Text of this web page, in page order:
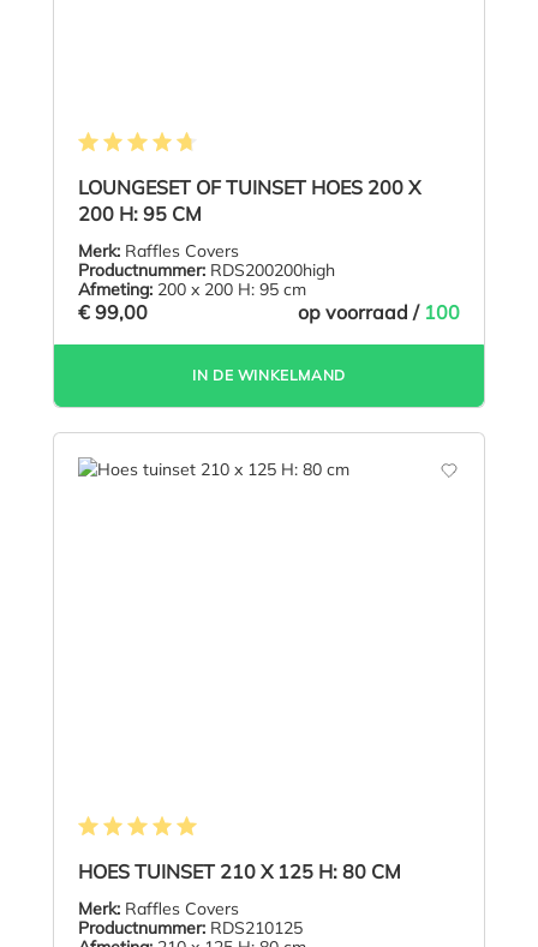
LOUNGESET OF TUINSET HOES 200 X
200 H: 95 CM
Merk: Raffles Covers
Productnummer: RDS200200high
Afmeting: 200 x 200 H: 95 cm
€ 99,00 op voorraad / 100
IN DE WINKELMAND
HOES TUINSET 210 X 125 H: 80 CM
Merk: Raffles Covers
Productnummer: RDS210125